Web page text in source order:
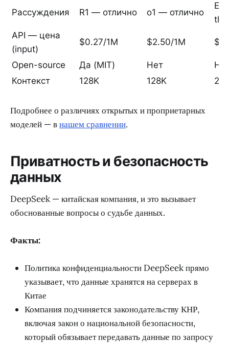
Рассуждения R1 — отлично o1 — отлично
API — цена
(input)
$0.27/1M $2.50/1M
Open-source Да (MIT) Нет
Контекст
128K 128K
Подробнее о различиях открытых и проприетарных
моделей — внашем сравнении.
Приватность и безопасность
данных
DeepSeek — китайская компания, и это вызывает
обоснованные вопросы о судьбе данных.
Факты:
Политика конфиденциальности DeepSeek прямо
указывает, что данные хранятся на серверах в
Китае
Компания подчиняется законодательству КНР,
включая закон о национальной безопасности,
который обязывает передавать данные по запросу